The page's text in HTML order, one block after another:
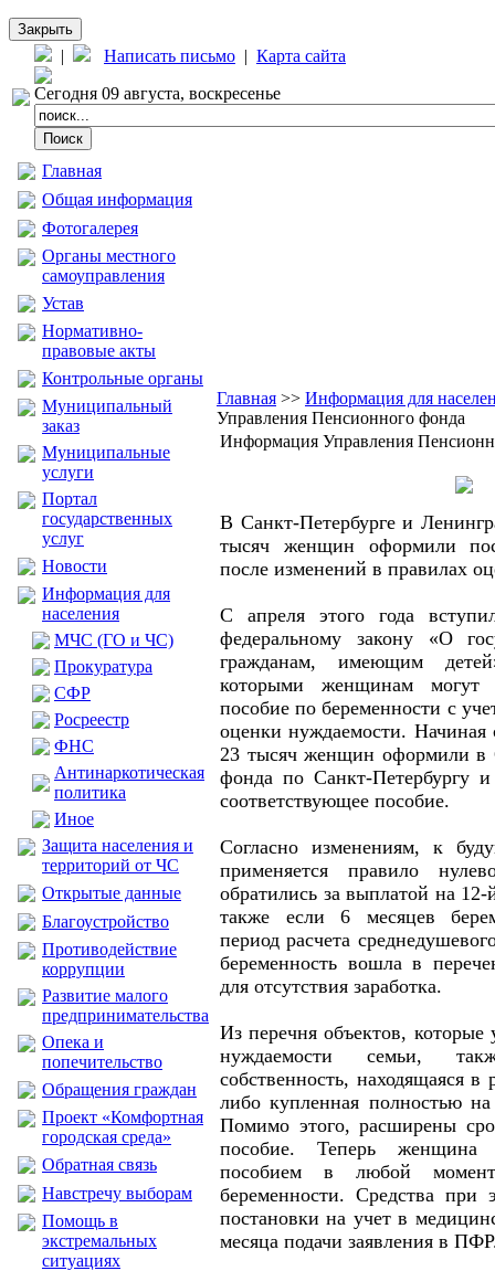
Закрыть
| Написать письмо | Карта сайта
Сегодня 09 августа, воскресенье
Главная
Общая информация
Фотогалерея
Органы местного
самоуправления
Устав
Нормативно-
правовые акты
Контрольные органы
Муниципальный
заказ
Муниципальные
услуги
Портал
государственных
услуг
Новости
Информация для
населения
МЧС (ГО и ЧС)
Прокуратура
CФР
Росреестр
ФНС
Антинаркотическая
политика
Иное
Защита населения и
территорий от ЧС
Открытые данные
Благоустройство
Противодействие
коррупции
Развитие малого
предпринимательства
Опека и
попечительство
Обращения граждан
Проект «Комфортная
городская среда»
Обратная связь
Навстречу выборам
Помощь в
экстремальных
ситуациях
Главная >> Информация для
Управления Пенсионного фонда
Информация Управления
В Санкт-Петербурге и
тысяч женщин оформили
после изменений в правилах
С апреля этого года
федеральному закону «О
гражданам, имеющим
которыми женщинам могут
пособие по беременности с
оценки нуждаемости. Начиная
23 тысяч женщин оформили в
фонда по Санкт-Петербургу и
соответствующее пособие.
Согласно изменениям, к
применяется правило
обратились за выплатой на
также если 6 месяцев
период расчета
беременность вошла в
для отсутствия заработка.
Из перечня объектов,
нуждаемости семьи,
собственность, находящаяся
либо купленная полностью на
Помимо этого, расширены
пособие. Теперь женщина
пособием в любой
беременности. Средства при
постановки на учет в
месяца подачи заявления в